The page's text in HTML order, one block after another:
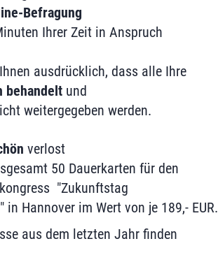
Befragung
Ihrer Zeit in Anspruch
ausdrücklich, dass alle Ihre
behandeltund
weitergegeben werden.
verlost
50 Dauerkarten für den
"Zukunftstag
in Hannover im Wert von je 189,- EUR.
aus dem letzten Jahr finden